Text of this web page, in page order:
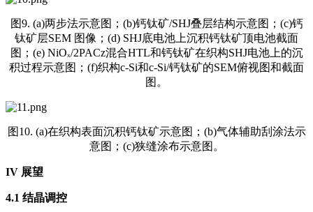
图9. (a)两步法示意图；(b)钙钛矿/SHJ叠层结构示意图；(c)钙
钛矿层SEM 图像；(d) SHJ底电池上沉积钙钛矿顶电池截面
图；(e) NiOₓ/2PACz混合HTL和钙钛矿在织构SHJ电池上的沉
积过程示意图；(f)织构c-Si和c-Si/钙钛矿的SEM俯视图和截面
图。
图10. (a)在织构表面沉积钙钛矿示意图；(b)气体辅助刮涂法示
意图；(c)狭缝涂布示意图。
IV 展望
4.1 结晶调控